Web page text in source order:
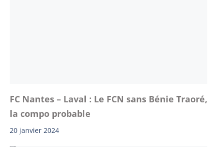
FC Nantes – Laval : Le FCN sans Bénie Traoré,
la compo probable
20 janvier 2024